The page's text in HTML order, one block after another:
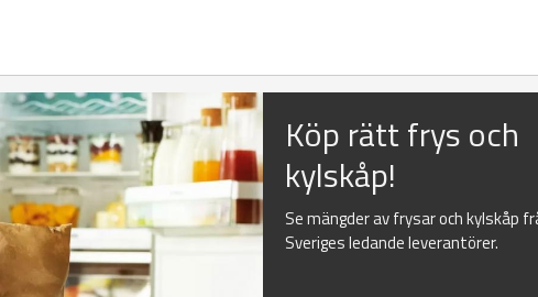
Köp rätt frys och
kylskåp!
Se mängder av frysar och kylskåp
Sveriges ledande leverantörer.